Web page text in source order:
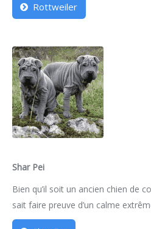
Rottweiler
Shar Pei
Bien qu’il soit un ancien chien de
sait faire preuve d’un calme